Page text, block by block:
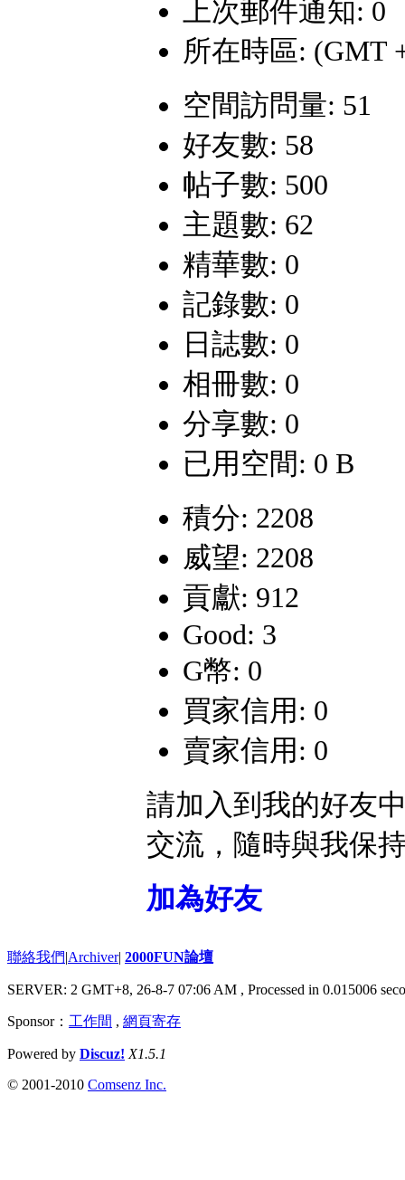
上次郵件通知: 0
所在時區: (GMT
空間訪問量: 51
好友數: 58
帖子數: 500
主題數: 62
精華數: 0
記錄數: 0
日誌數: 0
相冊數: 0
分享數: 0
已用空間: 0 B
積分: 2208
威望: 2208
貢獻: 912
Good: 3
G幣: 0
買家信用: 0
賣家信用: 0
請加入到我的好友
交流，隨時與我保
加為好友
聯絡我們|Archiver| 2000FUN論壇
SERVER: 2 GMT+8, 26-8-7 07:06 AM , Processed in 0.015006
Sponsor： 工作間 , 網頁寄存
Powered by Discuz! X1.5.1
© 2001-2010 Comsenz Inc.